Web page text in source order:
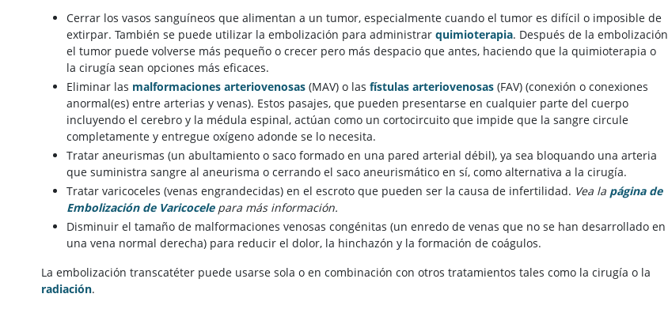
Cerrar los vasos sanguíneos que alimentan a un tumor, especialmente cuando el tumor es difícil o imposible de
extirpar. También se puede utilizar la embolización para administrar quimioterapia. Después de la embolización
el tumor puede volverse más pequeño o crecer pero más despacio que antes, haciendo que la quimioterapia o
la cirugía sean opciones más eficaces.
Eliminar las malformaciones arteriovenosas (MAV) o las fístulas arteriovenosas (FAV) (conexión o conexiones
anormal(es) entre arterias y venas). Estos pasajes, que pueden presentarse en cualquier parte del cuerpo
incluyendo el cerebro y la médula espinal, actúan como un cortocircuito que impide que la sangre circule
completamente y entregue oxígeno adonde se lo necesita.
Tratar aneurismas (un abultamiento o saco formado en una pared arterial débil), ya sea bloquando una arteria
que suministra sangre al aneurisma o cerrando el saco aneurismático en sí, como alternativa a la cirugía.
Tratar varicoceles (venas engrandecidas) en el escroto que pueden ser la causa de infertilidad. Vea la página de
Embolización de Varicocelepara más información.
Disminuir el tamaño de malformaciones venosas congénitas (un enredo de venas que no se han desarrollado en
una vena normal derecha) para reducir el dolor, la hinchazón y la formación de coágulos.
La embolización transcatéter puede usarse sola o en combinación con otros tratamientos tales como la cirugía o la
radiación.